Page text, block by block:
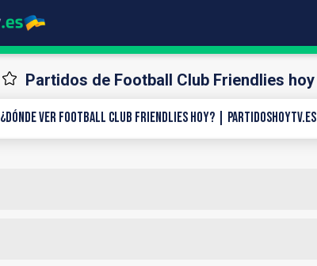
Partidos de Football Club Friendlies hoy
¿Dónde ver Football Club Friendlies hoy? | PartidosHoyTV.es